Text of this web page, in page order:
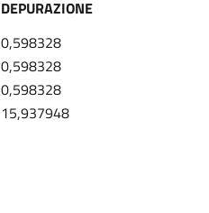
DEPURAZIONE
0,598328
0,598328
0,598328
15,937948